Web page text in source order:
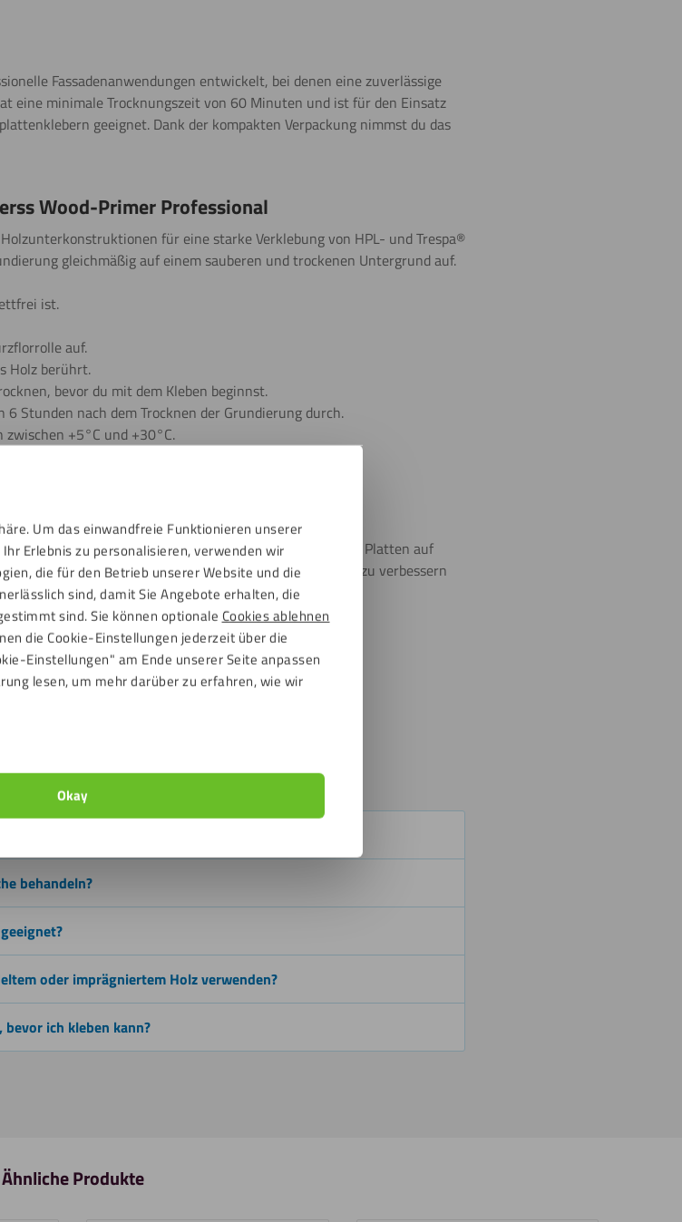
Um das einwandfreie Funktionieren unserer
Erlebnis zu personalisieren, verwenden wir
die für den Betrieb unserer Website und die
sind, damit Sie Angebote erhalten, die
sind. Sie können optionaleCookies ablehnen
die Cookie-Einstellungen jederzeit über die
Einstellungen" am Ende unserer Seite anpassen
lesen, um mehr darüber zu erfahren, wie wir
Okay
Fassadenanwendungen entwickelt, bei denen eine zuverlässige
eine minimale Trocknungszeit von 60 Minuten und ist für den Einsatz
geeignet. Dank der kompakten Verpackung nimmst du das
Wood-Primer Professional
für eine starke Verklebung von HPL- und Trespa®
gleichmäßig auf einem sauberen und trockenen Untergrund auf.
ist.
auf.
Holz berührt.
bevor du mit dem Kleben beginnst.
Stunden nach dem Trocknen der Grundierung durch.
+5°C und +30°C.
verschließe die Grundierung nach Gebrauch gut.
Professional
entwickelt, bei denen HPL- oder Trespa® Platten auf
für HPL und Trespa® hilft, die Haftung auf Holz zu verbessern
geeignet.
Anbauten, Zäune und Nebengebäude.
langfristige Haftung auf Holz benötigt wird.
Fixx und anderen Fixxerss Fassadenplattenklebern.
von HPL auf Holz?
behandeln?
oder imprägniertem Holz verwenden?
ich kleben kann?
Ähnliche Produkte